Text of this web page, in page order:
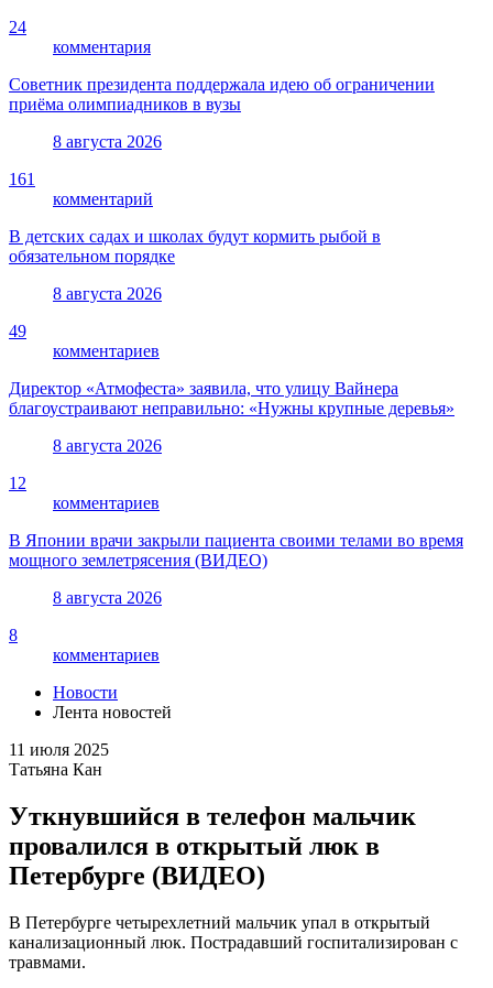
24
комментария
Советник президента поддержала идею об ограничении
приёма олимпиадников в вузы
8 августа 2026
161
комментарий
В детских садах и школах будут кормить рыбой в
обязательном порядке
8 августа 2026
49
комментариев
Директор «Атмофеста» заявила, что улицу Вайнера
благоустраивают неправильно: «Нужны крупные деревья»
8 августа 2026
12
комментариев
В Японии врачи закрыли пациента своими телами во время
мощного землетрясения (ВИДЕО)
8 августа 2026
8
комментариев
Новости
Лента новостей
11 июля 2025
Татьяна Кан
Уткнувшийся в телефон мальчик
провалился в открытый люк в
Петербурге (ВИДЕО)
В Петербурге четырехлетний мальчик упал в открытый
канализационный люк. Пострадавший госпитализирован с
травмами.